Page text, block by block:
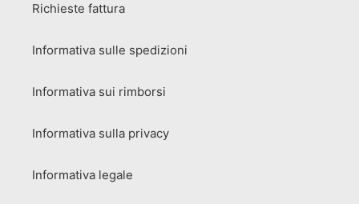
Richieste fattura
Informativa sulle spedizioni
Informativa sui rimborsi
Informativa sulla privacy
Informativa legale